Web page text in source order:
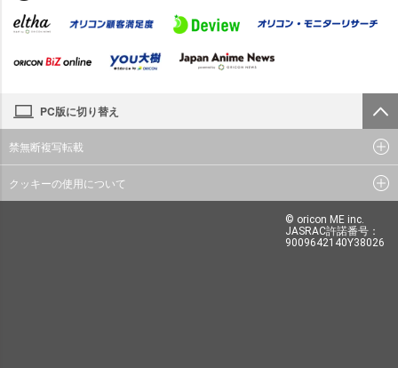
PC版に切り替え
禁無断複写転載
クッキーの使用について
© oricon ME inc.
JASRAC許諾番号：
9009642140Y38026